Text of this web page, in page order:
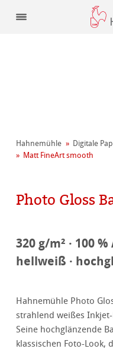
Hahnemühle Digitale
Matt FineArt smooth
Photo Gloss
320 g/m² · 100
hellweiß ·
Hahnemühle Photo
strahlend weißes
Seine hochglänzende
klassischen Foto-Look,